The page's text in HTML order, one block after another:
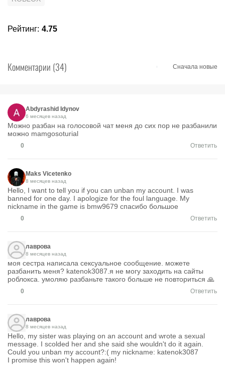
Рейтинг: 4.75
Комментарии (34) Сначала новые
Abdyrashid Idynov
6 месяцев назад
Можно разбан на голосовой чат меня до сих пор не разбанили
можно mamgosoturial
0 Ответить
Maks Vicetenko
8 месяцев назад
Hello, I want to tell you if you can unban my account. I was
banned for one day. I apologize for the foul language. My
nickname in the game is bmw9679 спасибо большое
0 Ответить
лаврова
8 месяцев назад
моя сестра написала сексуальное сообщение. можете
разбанить меня? katenok3087.я не могу заходить на сайты
роблокса. умоляю разбаньте такого больше не повториться 🙏
0 Ответить
лаврова
8 месяцев назад
Hello, my sister was playing on an account and wrote a sexual
message. I scolded her and she said she wouldn't do it again.
Could you unban my account?:( my nickname: katenok3087
I promise this won't happen again!